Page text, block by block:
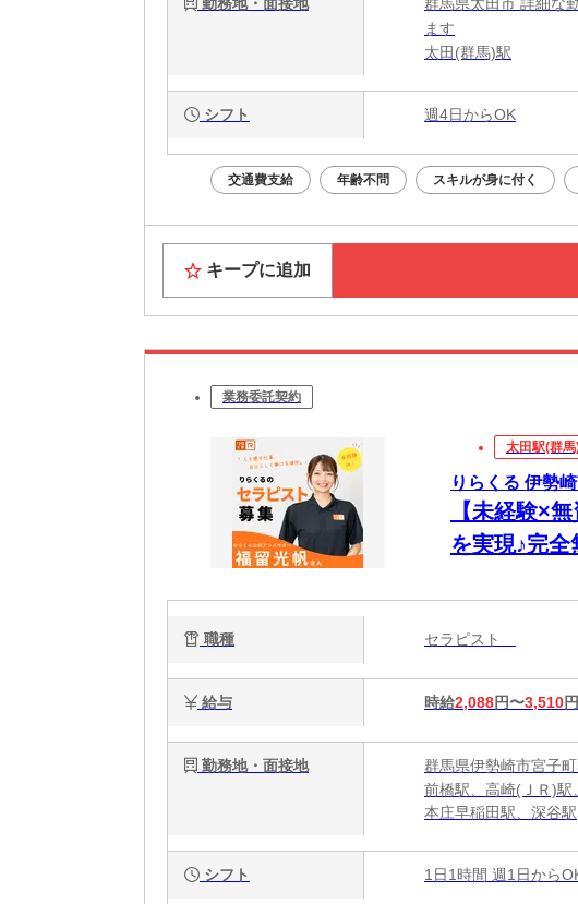
勤務地・面接地
群馬県太田市 詳細な
ます
太田(群馬)駅
シフト 週4日からOK
交通費支給 年齢不問 スキルが身に付く
キープに追加
業務委託契約
太田駅(群馬
りらくる 伊勢
【未経験×
を実現♪完
職種 セラピスト
給与 時給2,088円〜3,510円
勤務地・面接地
群馬県伊勢崎市宮子
前橋駅、高崎(ＪＲ)駅
本庄早稲田駅、深谷駅
シフト 1日1時間 週1日から